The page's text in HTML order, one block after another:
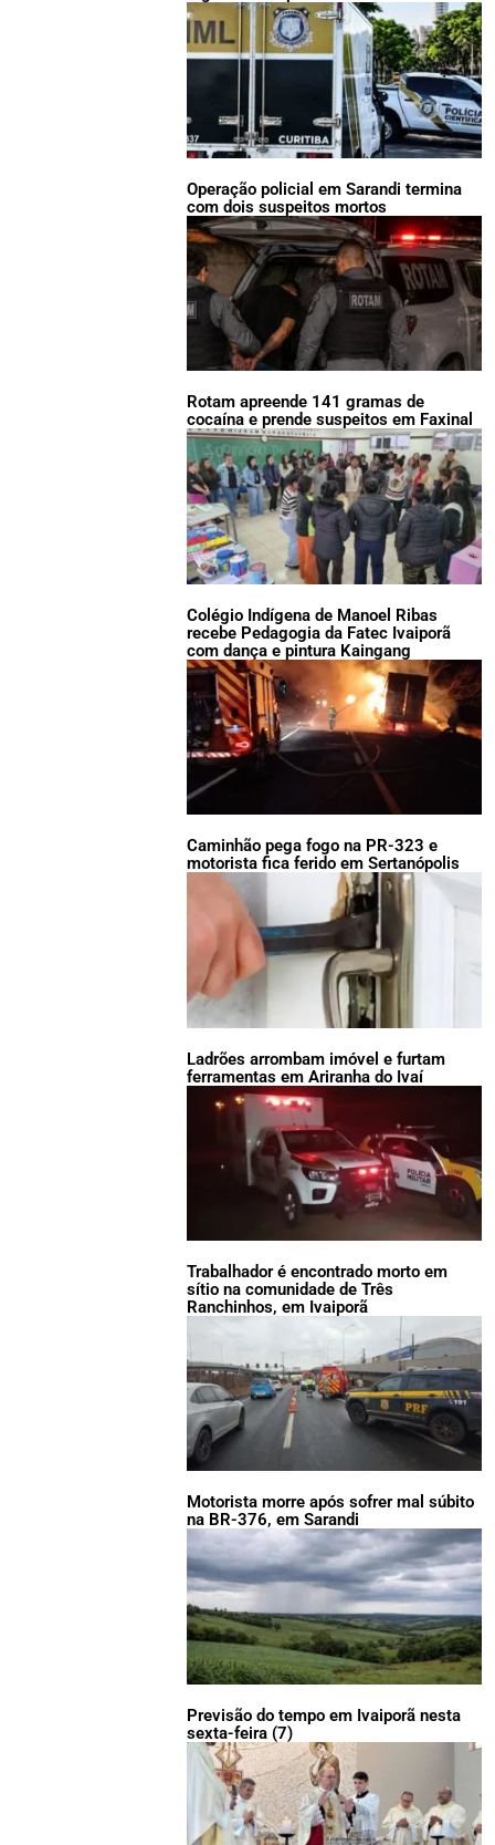
Operação policial em Sarandi termina
com dois suspeitos mortos
Rotam apreende 141 gramas de
cocaína e prende suspeitos em Faxinal
Colégio Indígena de Manoel Ribas
recebe Pedagogia da Fatec Ivaiporã
com dança e pintura Kaingang
Caminhão pega fogo na PR-323 e
motorista fica ferido em Sertanópolis
Ladrões arrombam imóvel e furtam
ferramentas em Ariranha do Ivaí
Trabalhador é encontrado morto em
sítio na comunidade de Três
Ranchinhos, em Ivaiporã
Motorista morre após sofrer mal súbito
na BR-376, em Sarandi
Previsão do tempo em Ivaiporã nesta
sexta-feira (7)